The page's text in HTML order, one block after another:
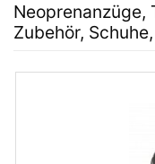
Neoprenanzüge,
Zubehör,